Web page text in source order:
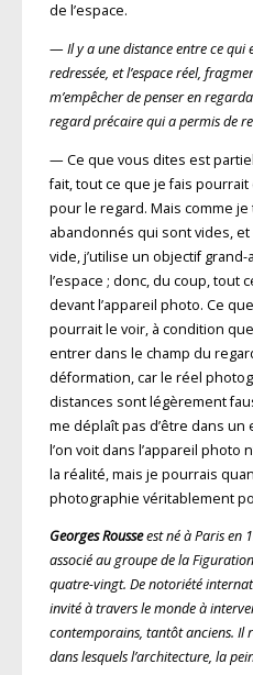
de l’espace.
— Il y a une distance entre ce qui
redressée, et l’espace réel,
m’empêcher de penser en
regard précaire qui a permis de
— Ce que vous dites est
fait, tout ce que je fais
pour le regard. Mais comme
abandonnés qui sont vides,
vide, j’utilise un objectif
l’espace ; donc, du coup, tout
devant l’appareil photo. Ce
pourrait le voir, à condition
entrer dans le champ du
déformation, car le réel
distances sont légèrement
me déplaît pas d’être dans un
l’on voit dans l’appareil photo
la réalité, mais je pourrais
photographie véritablement
Georges Rousseest né à Paris en
associé au groupe de la
quatre-vingt. De notoriété
invité à travers le monde à
contemporains, tantôt anciens. Il
dans lesquels l’architecture, la